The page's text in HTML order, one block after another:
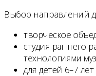
Выбор направлений
творческое
студия раннего
технологиями
для детей 6–7